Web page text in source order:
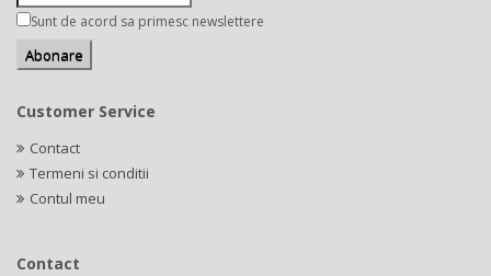
Sunt de acord sa primesc newslettere
Customer Service
Contact
Termeni si conditii
Contul meu
Contact